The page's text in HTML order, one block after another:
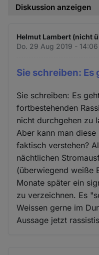
Diskussion anzeigen
Helmut Lambert (nicht
Do. 29 Aug 2019 - 14:06
Sie schreiben: Es
Sie schreiben: Es
fortbestehenden
nicht durchgehen zu
Aber kann man
faktisch verstehen?
nächtlichen
(überwiegend weiße
Monate später ein
zu verzeichnen. Es
Weissen gerne im
Aussage jetzt